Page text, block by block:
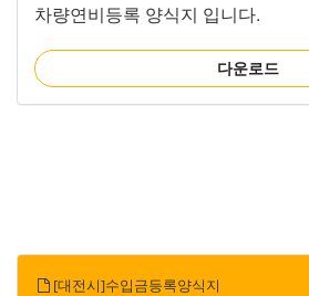
차량연비등록 양식지 입니다.
다운로드
[대전시]수입금등록양식지